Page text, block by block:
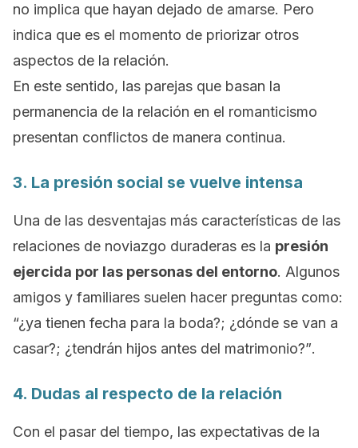
no implica que hayan dejado de amarse. Pero
indica que es el momento de priorizar otros
aspectos de la relación.
En este sentido, las parejas que basan la
permanencia de la relación en el romanticismo
presentan conflictos de manera continua.
3. La presión social se vuelve intensa
Una de las desventajas más características de las
relaciones de noviazgo duraderas es la presión
ejercida por las personas del entorno. Algunos
amigos y familiares suelen hacer preguntas como:
“¿ya tienen fecha para la boda?; ¿dónde se van a
casar?; ¿tendrán hijos antes del matrimonio?”.
4. Dudas al respecto de la relación
Con el pasar del tiempo, las expectativas de la